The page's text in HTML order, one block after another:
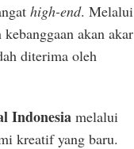
high-end. Melalui
akan akar
diterima oleh
Indonesiamelalui
kreatif yang baru.